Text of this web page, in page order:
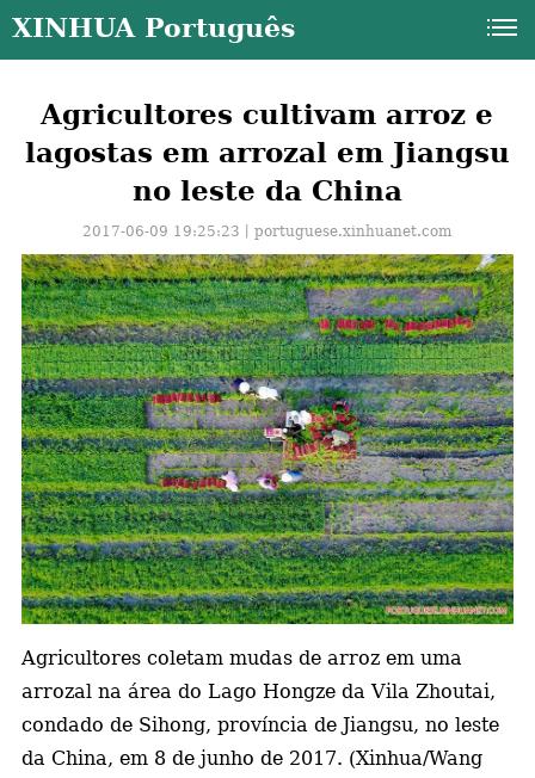
XINHUA Português
Agricultores cultivam arroz e
lagostas em arrozal em Jiangsu
no leste da China
2017-06-09 19:25:23丨portuguese.xinhuanet.com
Agricultores coletam mudas de arroz em uma
arrozal na área do Lago Hongze da Vila Zhoutai,
condado de Sihong, província de Jiangsu, no leste
da China, em 8 de junho de 2017. (Xinhua/Wang